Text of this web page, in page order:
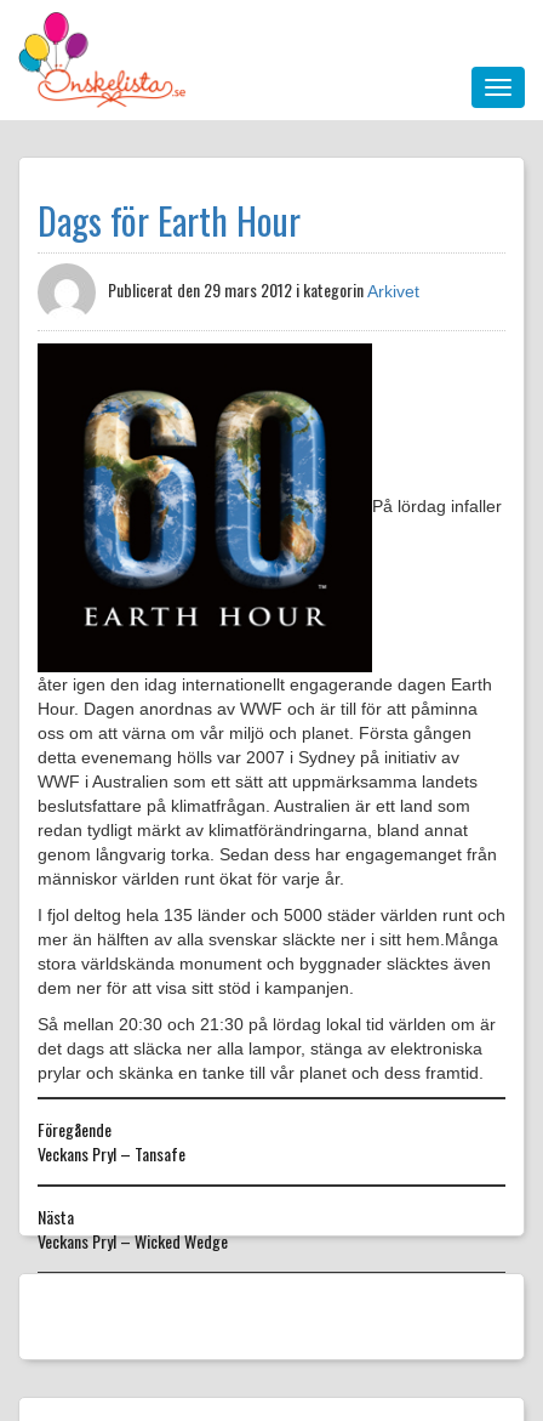
Dags för Earth Hour
Publicerat den29 mars 2012 i kategorinArkivet
På lördag infaller
åter igen den idag internationellt engagerande dagen Earth
Hour. Dagen anordnas av WWF och är till för att påminna
oss om att värna om vår miljö och planet. Första gången
detta evenemang hölls var 2007 i Sydney på initiativ av
WWF i Australien som ett sätt att uppmärksamma landets
beslutsfattare på klimatfrågan. Australien är ett land som
redan tydligt märkt av klimatförändringarna, bland annat
genom långvarig torka. Sedan dess har engagemanget från
människor världen runt ökat för varje år.
I fjol deltog hela 135 länder och 5000 städer världen runt och
mer än hälften av alla svenskar släckte ner i sitt hem.Många
stora världskända monument och byggnader släcktes även
dem ner för att visa sitt stöd i kampanjen.
Så mellan 20:30 och 21:30 på lördag lokal tid världen om är
det dags att släcka ner alla lampor, stänga av elektroniska
prylar och skänka en tanke till vår planet och dess framtid.
Föregående
Föregående
Veckans Pryl – Tansafe
Nästa
Nästa
Veckans Pryl – Wicked Wedge